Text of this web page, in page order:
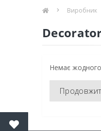
Виробник
Немає